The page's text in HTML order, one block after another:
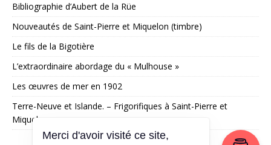
Bibliographie d’Aubert de la Rüe
Nouveautés de Saint-Pierre et Miquelon (timbre)
Le fils de la Bigotière
L’extraordinaire abordage du « Mulhouse »
Les œuvres de mer en 1902
Terre-Neuve et Islande. – Frigorifiques à Saint-Pierre et
Miquelon
Merci d'avoir visité ce site,